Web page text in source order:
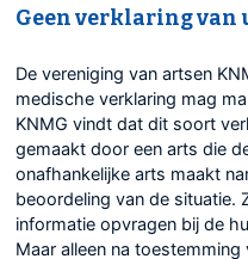
Geen verklaring van
De vereniging van artsen
medische verklaring mag
KNMG vindt dat dit soort
gemaakt door een arts die
onafhankelijke arts maakt
beoordeling van de situatie.
informatie opvragen bij de
Maar alleen na toestemming